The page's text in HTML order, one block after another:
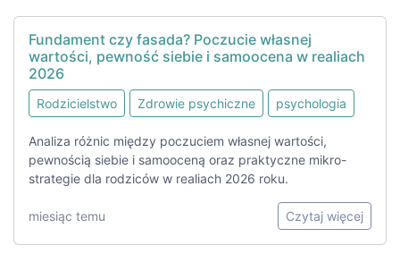
Fundament czy fasada? Poczucie własnej
wartości, pewność siebie i samoocena w realiach
2026
Rodzicielstwo Zdrowie psychiczne psychologia
Analiza różnic między poczuciem własnej wartości,
pewnością siebie i samooceną oraz praktyczne mikro-
strategie dla rodziców w realiach 2026 roku.
miesiąc temu Czytaj więcej